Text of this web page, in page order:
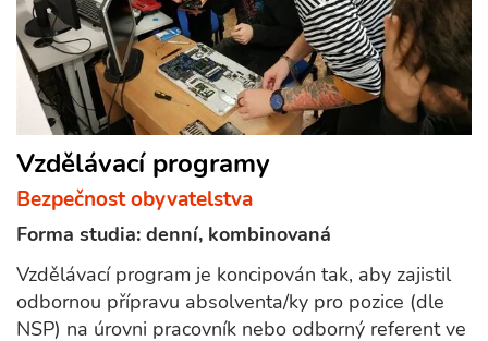
Vzdělávací programy
Bezpečnost obyvatelstva
Forma studia: denní, kombinovaná
Vzdělávací program je koncipován tak, aby zajistil
odbornou přípravu absolventa/ky pro pozice (dle
NSP) na úrovni pracovník nebo odborný referent ve